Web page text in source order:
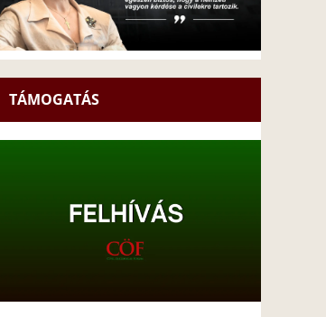
TÁMOGATÁS